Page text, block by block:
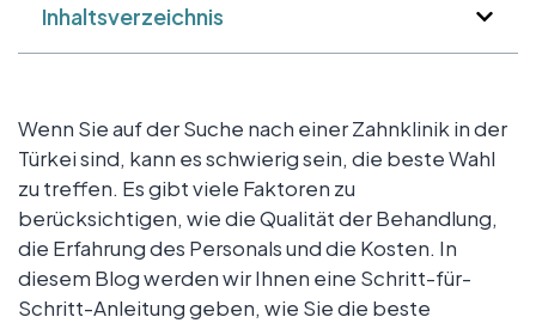
Inhaltsverzeichnis
Wenn Sie auf der Suche nach einer Zahnklinik in der
Türkei sind, kann es schwierig sein, die beste Wahl
zu treffen. Es gibt viele Faktoren zu
berücksichtigen, wie die Qualität der Behandlung,
die Erfahrung des Personals und die Kosten. In
diesem Blog werden wir Ihnen eine Schritt-für-
Schritt-Anleitung geben, wie Sie die beste